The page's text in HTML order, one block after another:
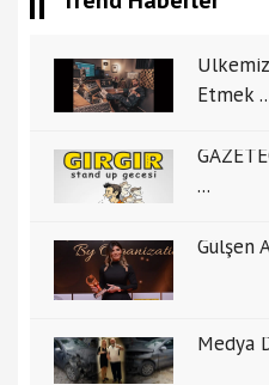
Etmek
...
Gülşen
Medya